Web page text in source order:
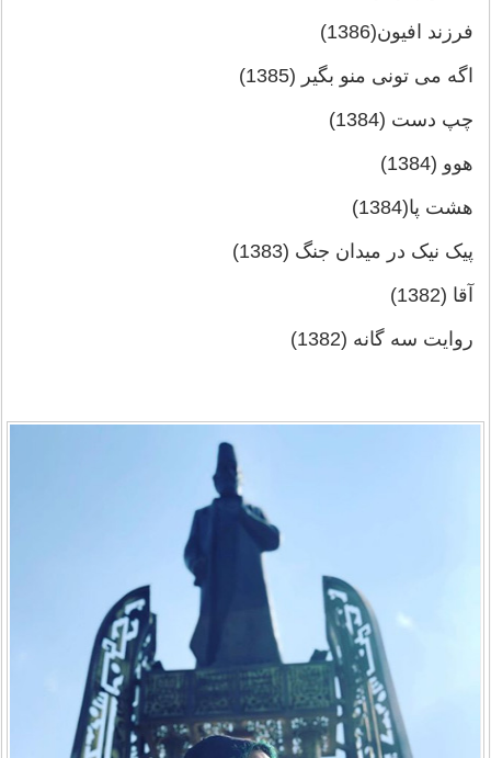
فرزند افیون(1386)
اگه می تونی منو بگیر (1385)
چپ دست (1384)
هوو (1384)
هشت پا(1384)
پیک نیک در میدان جنگ (1383)
آقا (1382)
روایت سه گانه (1382)